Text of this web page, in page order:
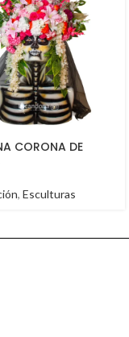
CORONA DE
, Esculturas